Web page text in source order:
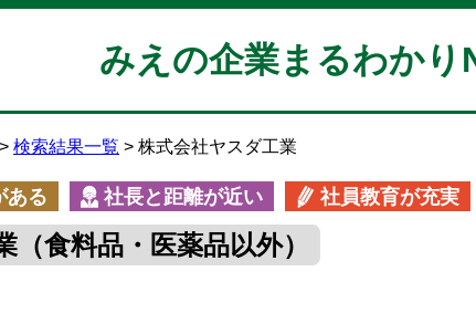
みえの企業まるわかり
検索結果一覧 株式会社ヤスダ工業
ある 社長と距離が近い 社員教育が充実
（食料品・医薬品以外）